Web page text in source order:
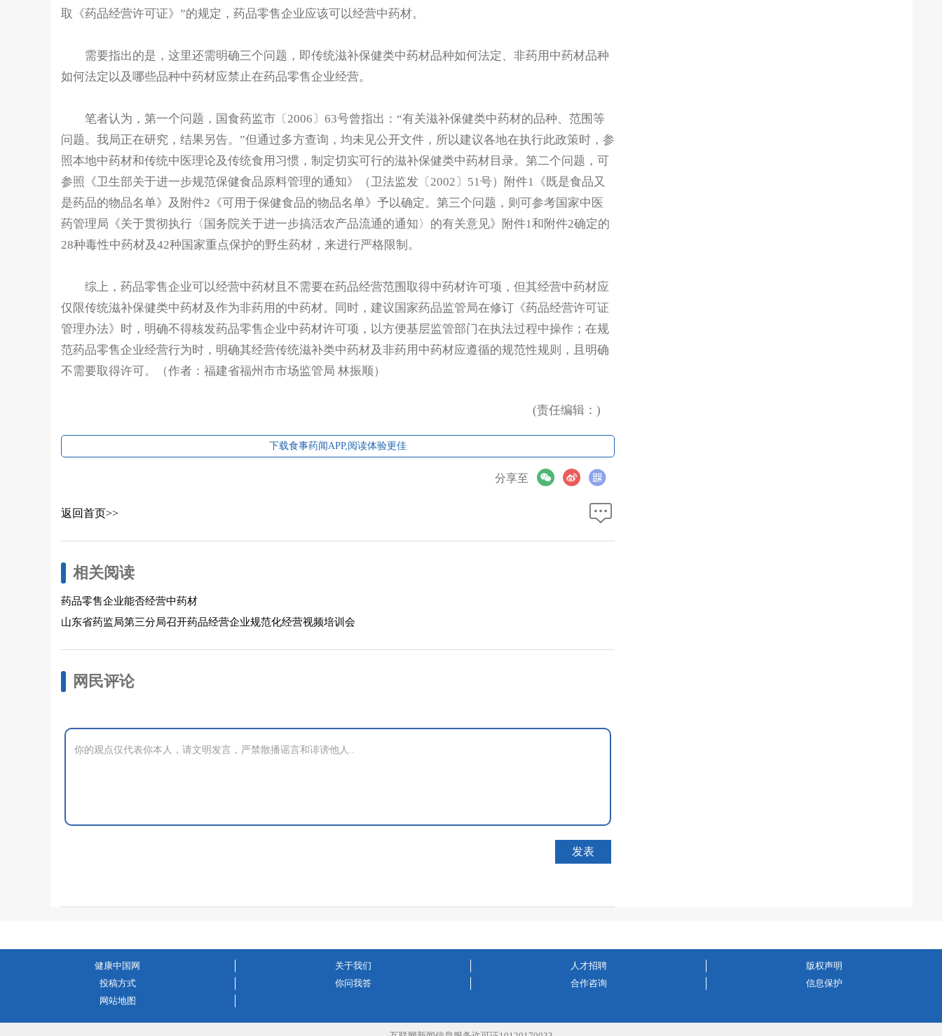
取《药品经营许可证》”的规定，药品零售企业应该可以经营中药材。
需要指出的是，这里还需明确三个问题，即传统滋补保健类中药材品种如何法定、非药用中药材品种
如何法定以及哪些品种中药材应禁止在药品零售企业经营。
笔者认为，第一个问题，国食药监市〔2006〕63号曾指出：“有关滋补保健类中药材的品种、范围等
问题。我局正在研究，结果另告。”但通过多方查询，均未见公开文件，所以建议各地在执行此政策时，参
照本地中药材和传统中医理论及传统食用习惯，制定切实可行的滋补保健类中药材目录。第二个问题，可
参照《卫生部关于进一步规范保健食品原料管理的通知》（卫法监发〔2002〕51号）附件1《既是食品又
是药品的物品名单》及附件2《可用于保健食品的物品名单》予以确定。第三个问题，则可参考国家中医
药管理局《关于贯彻执行〈国务院关于进一步搞活农产品流通的通知〉的有关意见》附件1和附件2确定的
28种毒性中药材及42种国家重点保护的野生药材，来进行严格限制。
综上，药品零售企业可以经营中药材且不需要在药品经营范围取得中药材许可项，但其经营中药材应
仅限传统滋补保健类中药材及作为非药用的中药材。同时，建议国家药品监管局在修订《药品经营许可证
管理办法》时，明确不得核发药品零售企业中药材许可项，以方便基层监管部门在执法过程中操作；在规
范药品零售企业经营行为时，明确其经营传统滋补类中药材及非药用中药材应遵循的规范性规则，且明确
不需要取得许可。（作者：福建省福州市市场监管局 林振顺）
(责任编辑：)
下载食事药闻APP,阅读体验更佳
分享至
返回首页>>
相关阅读
药品零售企业能否经营中药材
山东省药监局第三分局召开药品经营企业规范化经营视频培训会
网民评论
健康中国网 关于我们 人才招聘
版权声明
投稿方式
你问我答 合作咨询
信息保护
网站地图